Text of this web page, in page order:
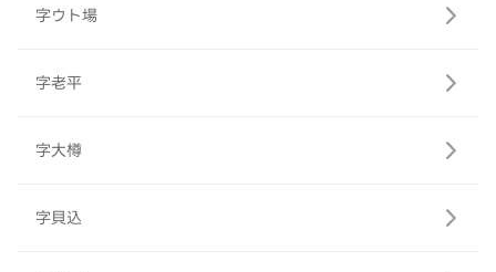
字ウト場
字老平
字大樽
字貝込